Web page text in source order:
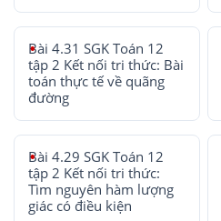
Bài 4.31 SGK Toán 12
tập 2 Kết nối tri thức: Bài
toán thực tế về quãng
đường
Bài 4.29 SGK Toán 12
tập 2 Kết nối tri thức:
Tìm nguyên hàm lượng
giác có điều kiện